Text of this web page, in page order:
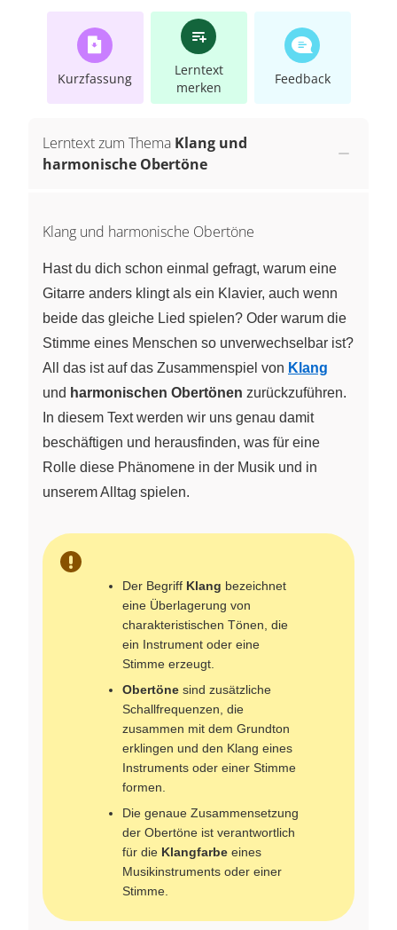
Kurzfassung
Lerntext
merken
Feedback
Lerntext zum Thema Klang und
harmonische Obertöne
Klang und harmonische Obertöne
Hast du dich schon einmal gefragt, warum eine
Gitarre anders klingt als ein Klavier, auch wenn
beide das gleiche Lied spielen? Oder warum die
Stimme eines Menschen so unverwechselbar ist?
All das ist auf das Zusammenspiel von Klang
und harmonischen Obertönen zurückzuführen.
In diesem Text werden wir uns genau damit
beschäftigen und herausfinden, was für eine
Rolle diese Phänomene in der Musik und in
unserem Alltag spielen.
Der Begriff Klang bezeichnet
eine Überlagerung von
charakteristischen Tönen, die
ein Instrument oder eine
Stimme erzeugt.
Obertöne sind zusätzliche
Schallfrequenzen, die
zusammen mit dem Grundton
erklingen und den Klang eines
Instruments oder einer Stimme
formen.
Die genaue Zusammensetzung
der Obertöne ist verantwortlich
für die Klangfarbe eines
Musikinstruments oder einer
Stimme.